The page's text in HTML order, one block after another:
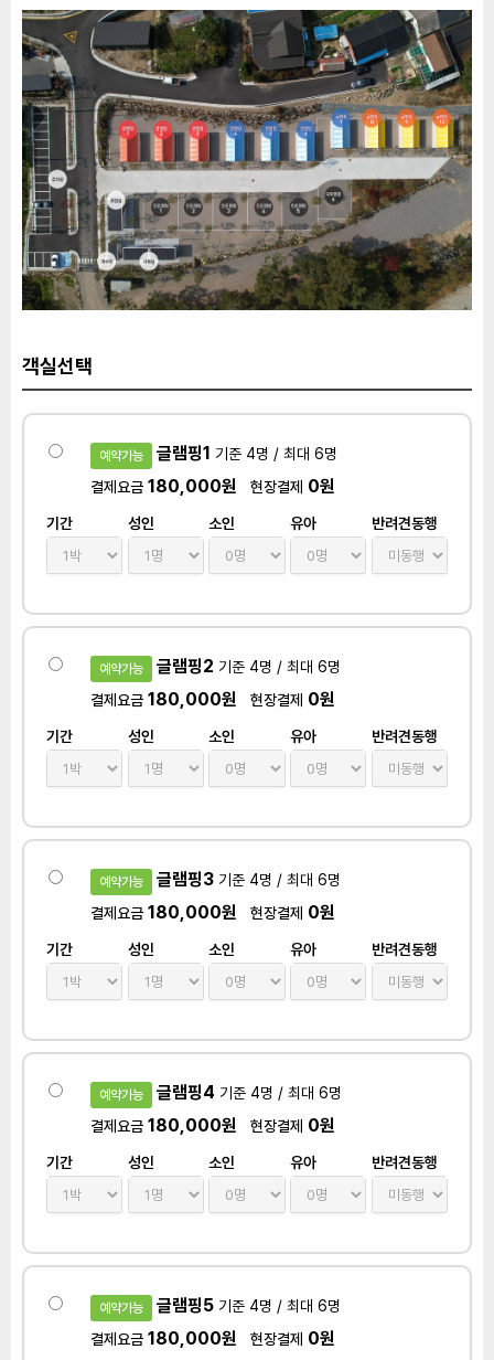
객실선택
예약가능 글램핑1 기준 4명 / 최대 6명
결제요금 180,000원 현장결제 0원
기간 성인 소인 유아 반려견동행
예약가능 글램핑2 기준 4명 / 최대 6명
결제요금 180,000원 현장결제 0원
기간 성인 소인 유아 반려견동행
예약가능 글램핑3 기준 4명 / 최대 6명
결제요금 180,000원 현장결제 0원
기간 성인 소인 유아 반려견동행
예약가능 글램핑4 기준 4명 / 최대 6명
결제요금 180,000원 현장결제 0원
기간 성인 소인 유아 반려견동행
예약가능 글램핑5 기준 4명 / 최대 6명
결제요금 180,000원 현장결제 0원